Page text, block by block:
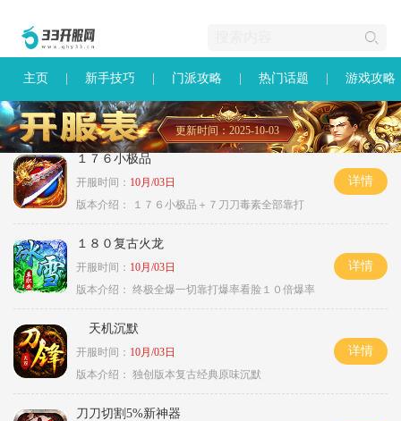
主页 新手技巧 门派攻略 热门话题 游戏攻略
更新时间：2025-10-03
１７６小极品
开服时间： 10月/03日
版本介绍：
１７６小极品＋７刀刀毒素全部靠打
详情
１８０复古火龙
开服时间： 10月/03日
版本介绍： 终极全爆一切靠打爆率看脸１０倍爆率
详情
天机沉默
开服时间： 10月/03日
版本介绍： 独创版本复古经典原味沉默
详情
刀刀切割5%新神器